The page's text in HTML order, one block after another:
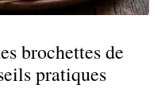
brochettes de
pratiques